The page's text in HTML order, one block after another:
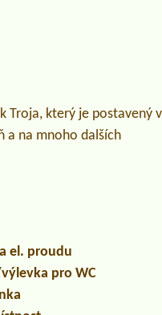
Troja, který je postavený v
a na mnoho dalších
el. proudu
pro WC